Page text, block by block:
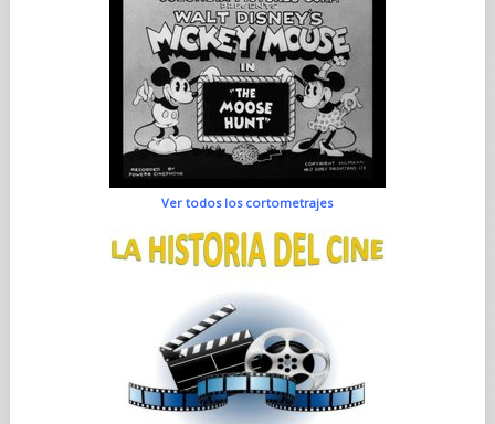
Ver todos los cortometrajes